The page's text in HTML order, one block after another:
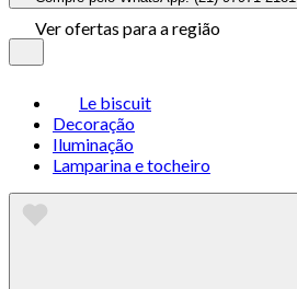
Ver ofertas para a região
Le biscuit
Decoração
Iluminação
Lamparina e tocheiro